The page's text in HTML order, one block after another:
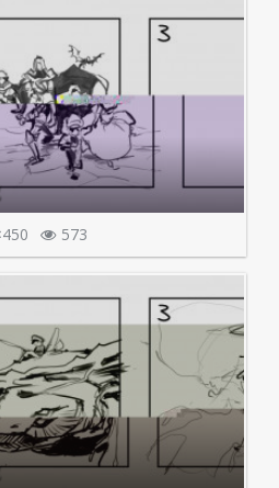
573